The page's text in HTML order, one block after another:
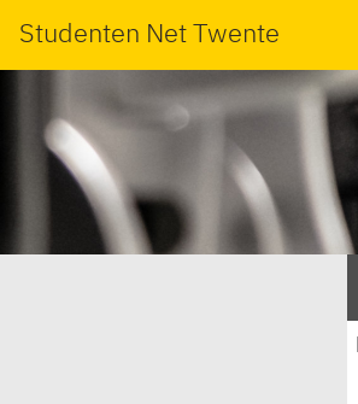
Studenten Net Twente